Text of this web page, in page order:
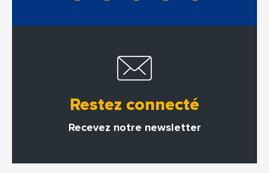
Restez connecté
Recevez notre newsletter